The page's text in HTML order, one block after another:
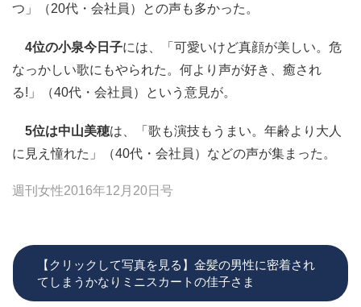
つ」（20代・会社員）との声も多かった。
4位の小泉今日子には、「可愛いけど真顔が美しい。危
なっかしい歌にもやられた。何より声が好き、癒され
る!」（40代・会社員）という意見が。
5位は中山美穂は、「歌も演技もうまい。年齢より大人
に見え憧れた」（40代・会社員）などの声が集まった。
週刊女性2016年12月20日号
【クリックして写真を見る】金髪の男性に密着され
てしまうかなりミニスカートの佳子さま